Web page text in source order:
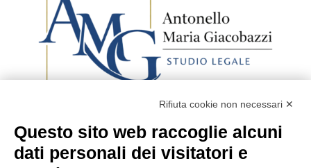
Avv. Antonello Maria
Giacobazzi
Rifiuta cookie non necessari ✕
Questo sito web raccoglie alcuni
dati personali dei visitatori e